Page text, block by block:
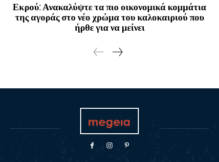
Εκρού: Ανακαλύψτε τα πιο οικονομικά κομμάτια
της αγοράς στο νέο χρώμα του καλοκαιριού που
ήρθε για να μείνει